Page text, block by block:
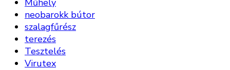
neobarokk bútor
szalagfűrész
terezés
Tesztelés
Virutex